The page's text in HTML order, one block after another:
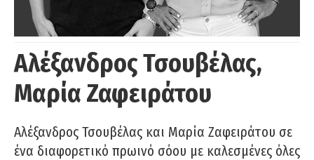
Αλέξανδρος Τσουβέλας,
Μαρία Ζαφειράτου
Αλέξανδρος Τσουβέλας και Μαρία Ζαφειράτου σε
ένα διαφορετικό πρωινό σόου με καλεσμένες όλες